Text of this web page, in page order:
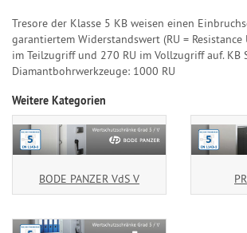
Tresore der Klasse 5 KB weisen einen
garantiertem Widerstandswert (RU =
im Teilzugriff und 270 RU im Vollzugriff auf. KB
Diamantbohrwerkzeuge: 1000 RU
Weitere Kategorien
BODE PANZER VdS V